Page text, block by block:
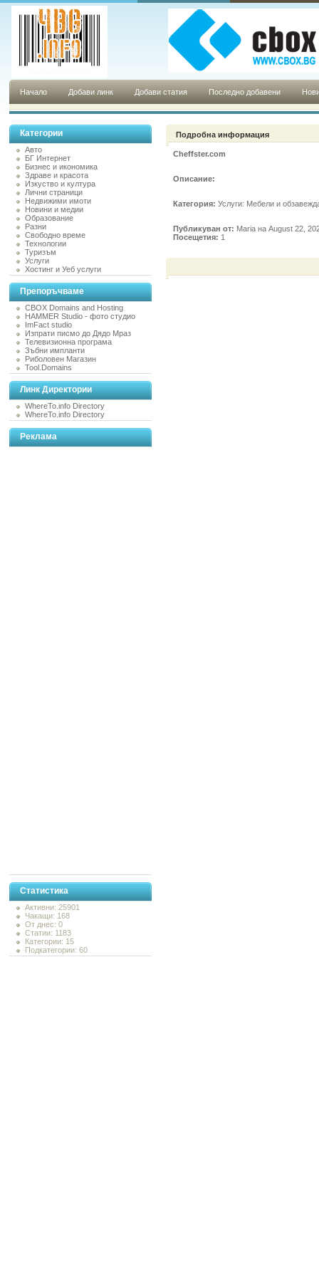
Начало Добави линк Добави статия Последно добавени
Категории
Авто
БГ Интернет
Бизнес и икономика
Здраве и красота
Изкуство и култура
Лични страници
Недвижими имоти
Новини и медии
Образование
Разни
Свободно време
Технологии
Туризъм
Услуги
Хостинг и Уеб услуги
Препоръчваме
CBOX Domains and Hosting
HAMMER Studio - фото студио
ImFact studio
Изпрати писмо до Дядо Мраз
Телевизионна програма
Зъбни импланти
Риболовен Магазин
Tool.Domains
Линк Директории
WhereTo.info Directory
WhereTo.info Directory
Реклама
Статистика
Активни: 25901
Чакащи: 168
От днес: 0
Статии: 1183
Категории: 15
Подкатегории: 60
Подробна информация
Cheffster.com
Описание:
Категория: Услуги: Мебели и
Публикуван от: Maria на August 22,
Посещетия: 1